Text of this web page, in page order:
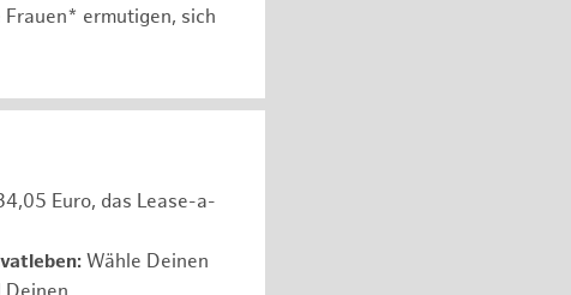
ermutigen, sich
Euro, das Lease-a-
Wähle Deinen